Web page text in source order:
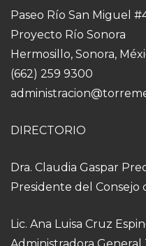
Paseo Río San Miguel
Proyecto Río Sonora
Hermosillo, Sonora,
(662) 259 9300
DIRECTORIO
Dra. Claudia Gaspar
Presidente del Consejo
Lic. Ana Luisa Cruz